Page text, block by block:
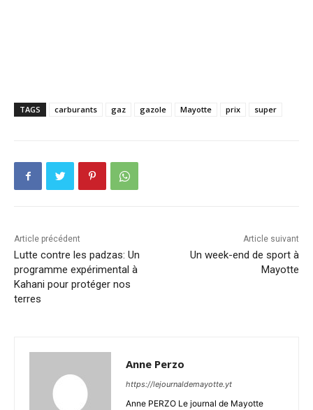
TAGS carburants gaz gazole Mayotte prix super
Article précédent
Lutte contre les padzas: Un
programme expérimental à
Kahani pour protéger nos
terres
Article suivant
Un week-end de sport à
Mayotte
Anne Perzo
https://lejournaldemayotte.yt
Anne PERZO Le journal de Mayotte